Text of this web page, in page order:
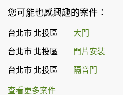
您可能也感興趣的案件：
台北市 北投區 大門
台北市 北投區 門片安裝
台北市 北投區 隔音門
查看更多案件